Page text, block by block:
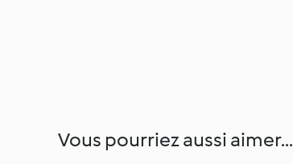
Vous pourriez aussi aimer...